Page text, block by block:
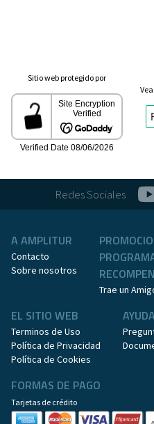
Sitio web protegido por
Redes Sociales
A AMPLITUR
Contacto
Sobre nosotros
Trae un
EL SITIO WEB
Terminos de Uso
Política de Privacidad
Política de Cookies
AYUDA
FORMAS DE PAGO
Tarjetas de crédito